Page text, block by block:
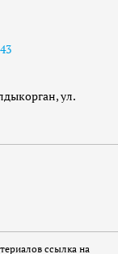
ул.
ссылка на